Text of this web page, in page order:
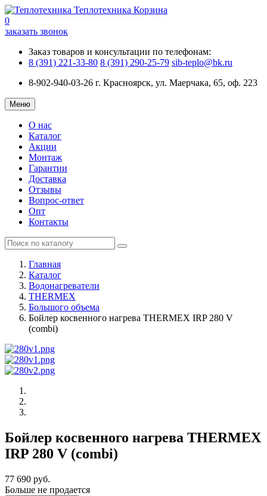
Теплотехника Корзина
0
заказать звонок
Заказ товаров и консультации по телефонам:
8 (391) 221-33-80 8 (391) 290-25-79 sib-teplo@bk.ru
8-902-940-03-26 г. Красноярск, ул. Маерчака, 65, оф. 223
Меню
О нас
Каталог
Акции
Монтаж
Гарантии
Доставка
Отзывы
Вопрос-ответ
Опт
Контакты
Главная
Каталог
Водонагреватели
THERMEX
Большого объема
Бойлер косвенного нагрева THERMEX IRP 280 V
(combi)
Бойлер косвенного нагрева THERMEX
IRP 280 V (combi)
77 690 руб.
Больше не продается